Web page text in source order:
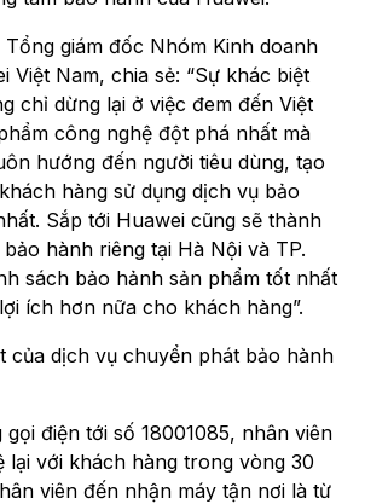
giám đốc Nhóm Kinh doanh
Việt Nam, chia sẻ: “Sự khác biệt
chỉ dừng lại ở việc đem đến Việt
công nghệ đột phá nhất mà
hướng đến người tiêu dùng, tạo
hàng sử dụng dịch vụ bảo
Sắp tới Huawei cũng sẽ thành
hành riêng tại Hà Nội và TP.
sách bảo hảnh sản phẩm tốt nhất
ích hơn nữa cho khách hàng”.
của dịch vụ chuyển phát bảo hành
điện tới số 18001085, nhân viên
lại với khách hàng trong vòng 30
viên đến nhận máy tận nơi là từ